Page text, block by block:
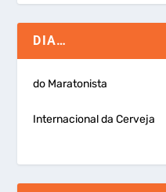
DIA…
do Maratonista
Internacional da Cerveja